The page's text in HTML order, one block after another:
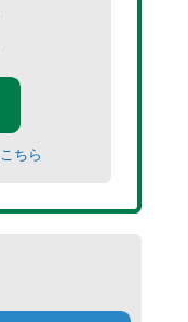
こちら